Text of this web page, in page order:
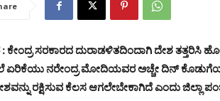
ಕೇಂದ್ರ ಸರಕಾರದ ದುರಾಡಳಿತದಿಂದಾಗಿ ದೇಶ ತತ್ತರಿಸಿ
ಏರಿಕೆಯು ನರೇಂದ್ರ ಮೋದಿಯವರ ಅಚ್ಚೇ ದಿನ್
ರಕ್ಷಿಸುವ ಕೆಲಸ ಆಗಲೇಬೇಕಾಗಿದೆ ಎಂದು